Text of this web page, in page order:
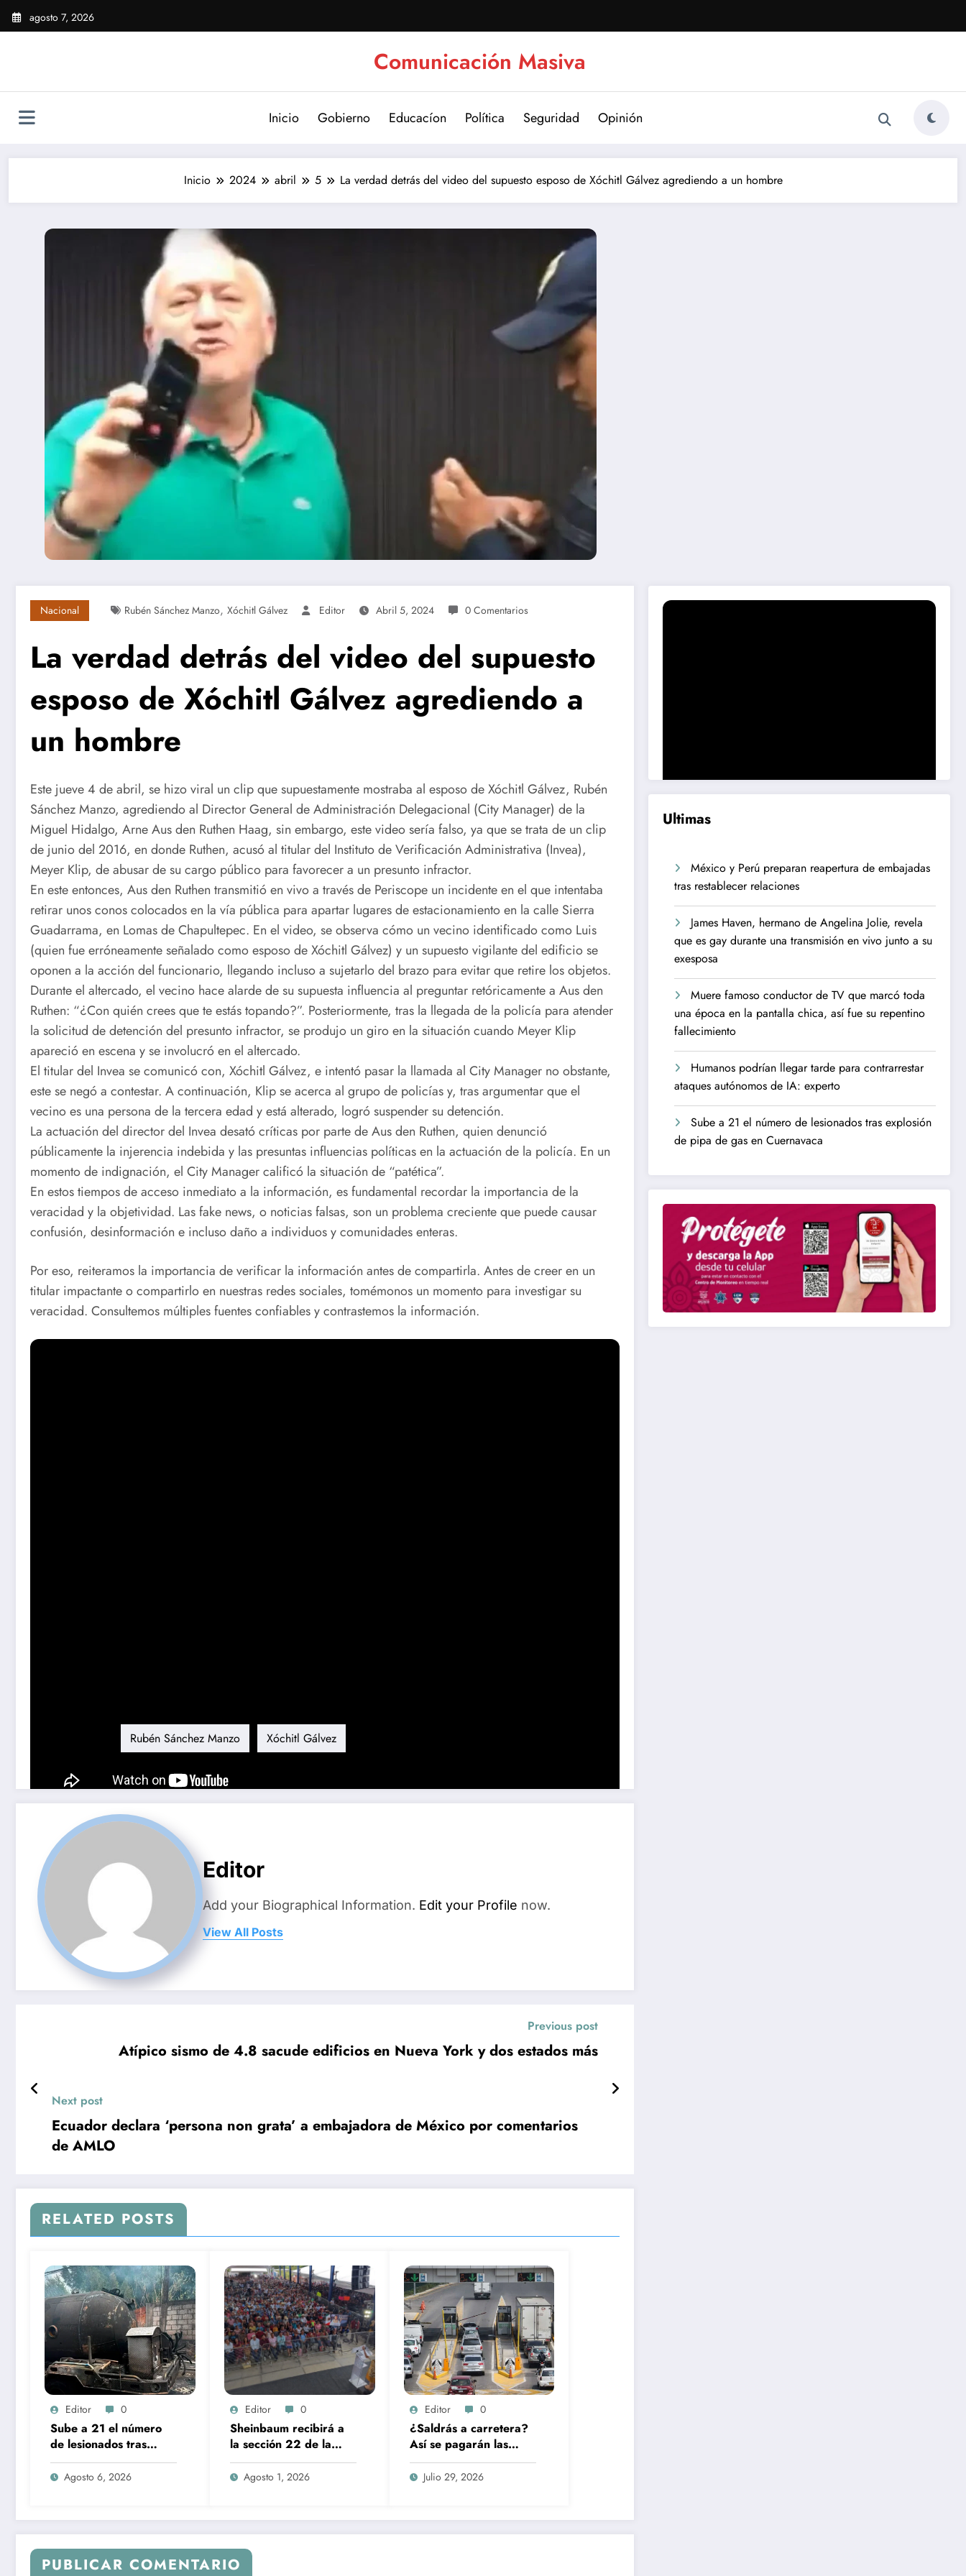
Saltar
agosto 7, 2026
Comunicación Masiva
Inicio Gobierno Educacíon Política Seguridad Opinión
Inicio 2024 abril 5 La verdad detrás del video del supuesto esposo de Xóchitl Gálvez agrediendo a un hombre
Nacional Rubén Sánchez Manzo, Xóchitl Gálvez Editor Abril 5, 2024 0 Comentarios
La verdad detrás del video del supuesto
esposo de Xóchitl Gálvez agrediendo a
un hombre
Este jueve 4 de abril, se hizo viral un clip que supuestamente mostraba al esposo de Xóchitl Gálvez, Rubén
Sánchez Manzo, agrediendo al Director General de Administración Delegacional (City Manager) de la
Miguel Hidalgo, Arne Aus den Ruthen Haag, sin embargo, este video sería falso, ya que se trata de un clip
de junio del 2016, en donde Ruthen, acusó al titular del Instituto de Verificación Administrativa (Invea),
Meyer Klip, de abusar de su cargo público para favorecer a un presunto infractor.
En este entonces, Aus den Ruthen transmitió en vivo a través de Periscope un incidente en el que intentaba
retirar unos conos colocados en la vía pública para apartar lugares de estacionamiento en la calle Sierra
Guadarrama, en Lomas de Chapultepec. En el video, se observa cómo un vecino identificado como Luis
(quien fue erróneamente señalado como esposo de Xóchitl Gálvez) y un supuesto vigilante del edificio se
oponen a la acción del funcionario, llegando incluso a sujetarlo del brazo para evitar que retire los objetos.
Durante el altercado, el vecino hace alarde de su supuesta influencia al preguntar retóricamente a Aus den
Ruthen: “¿Con quién crees que te estás topando?”. Posteriormente, tras la llegada de la policía para atender
la solicitud de detención del presunto infractor, se produjo un giro en la situación cuando Meyer Klip
apareció en escena y se involucró en el altercado.
El titular del Invea se comunicó con, Xóchitl Gálvez, e intentó pasar la llamada al City Manager no obstante,
este se negó a contestar. A continuación, Klip se acerca al grupo de policías y, tras argumentar que el
vecino es una persona de la tercera edad y está alterado, logró suspender su detención.
La actuación del director del Invea desató críticas por parte de Aus den Ruthen, quien denunció
públicamente la injerencia indebida y las presuntas influencias políticas en la actuación de la policía. En un
momento de indignación, el City Manager calificó la situación de “patética”.
En estos tiempos de acceso inmediato a la información, es fundamental recordar la importancia de la
veracidad y la objetividad. Las fake news, o noticias falsas, son un problema creciente que puede causar
confusión, desinformación e incluso daño a individuos y comunidades enteras.
Por eso, reiteramos la importancia de verificar la información antes de compartirla. Antes de creer en un
titular impactante o compartirlo en nuestras redes sociales, tomémonos un momento para investigar su
veracidad. Consultemos múltiples fuentes confiables y contrastemos la información.
Rubén Sánchez Manzo Xóchitl Gálvez
Editor
Add your Biographical Information. Edit your Profile now.
View All Posts
Previous post
Atípico sismo de 4.8 sacude edificios en Nueva York y dos estados más
Next post
Ecuador declara ‘persona non grata’ a embajadora de México por comentarios
de AMLO
RELATED POSTS
Editor 0
Sube a 21 el número
de lesionados tras
explosión de pipa de
gas en Cuernavaca
Agosto 6, 2026
Editor 0
Sheinbaum recibirá a
la sección 22 de la
CNTE en Palacio
Nacional
Agosto 1, 2026
Editor 0
¿Saldrás a carretera?
Así se pagarán las
casetas de Capufe
desde este jueves
Julio 29, 2026
PUBLICAR COMENTARIO
Ultimas
México y Perú preparan reapertura de embajadas
tras restablecer relaciones
James Haven, hermano de Angelina Jolie, revela
que es gay durante una transmisión en vivo junto a su
exesposa
Muere famoso conductor de TV que marcó toda
una época en la pantalla chica, así fue su repentino
fallecimiento
Humanos podrían llegar tarde para contrarrestar
ataques autónomos de IA: experto
Sube a 21 el número de lesionados tras explosión
de pipa de gas en Cuernavaca